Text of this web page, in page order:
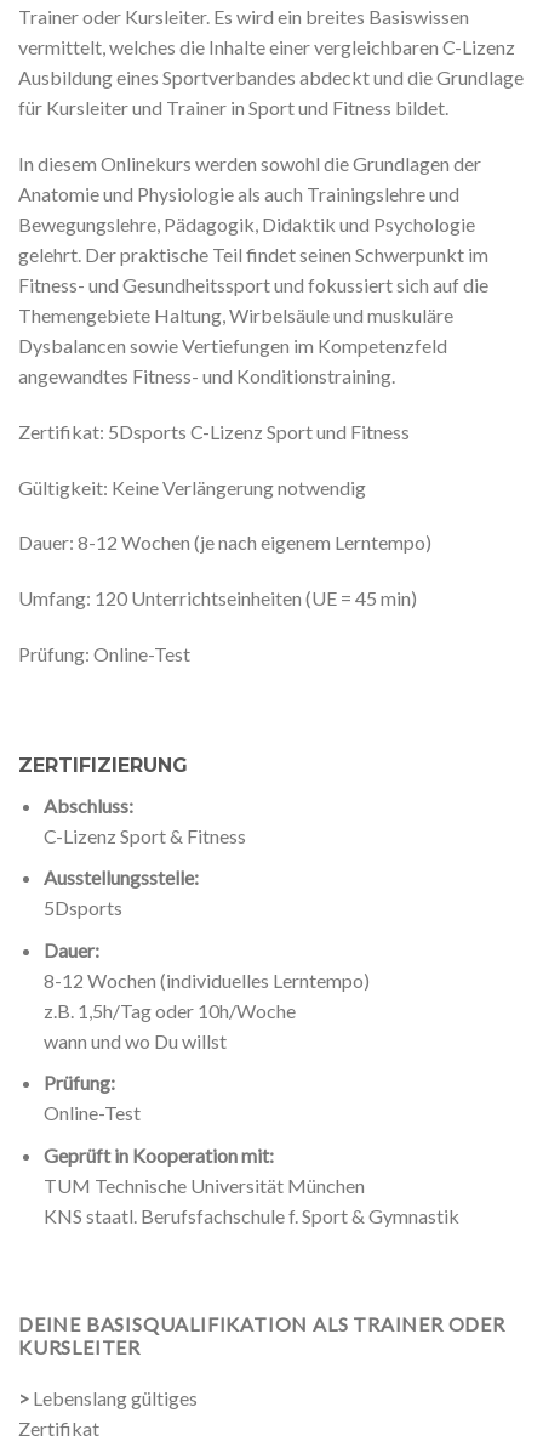
Trainer oder Kursleiter. Es wird ein breites Basiswissen
vermittelt, welches die Inhalte einer vergleichbaren C-Lizenz
Ausbildung eines Sportverbandes abdeckt und die Grundlage
für Kursleiter und Trainer in Sport und Fitness bildet.
In diesem Onlinekurs werden sowohl die Grundlagen der
Anatomie und Physiologie als auch Trainingslehre und
Bewegungslehre, Pädagogik, Didaktik und Psychologie
gelehrt. Der praktische Teil findet seinen Schwerpunkt im
Fitness- und Gesundheitssport und fokussiert sich auf die
Themengebiete Haltung, Wirbelsäule und muskuläre
Dysbalancen sowie Vertiefungen im Kompetenzfeld
angewandtes Fitness- und Konditionstraining.
Zertifikat: 5Dsports C-Lizenz Sport und Fitness
Gültigkeit: Keine Verlängerung notwendig
Dauer: 8-12 Wochen (je nach eigenem Lerntempo)
Umfang: 120 Unterrichtseinheiten (UE = 45 min)
Prüfung: Online-Test
ZERTIFIZIERUNG
Abschluss:
C-Lizenz Sport & Fitness
Ausstellungsstelle:
5Dsports
Dauer:
8-12 Wochen (individuelles Lerntempo)
z.B. 1,5h/Tag oder 10h/Woche
wann und wo Du willst
Prüfung:
Online-Test
Geprüft in Kooperation mit:
TUM Technische Universität München
KNS staatl. Berufsfachschule f. Sport & Gymnastik
DEINE BASISQUALIFIKATION ALS TRAINER ODER
KURSLEITER
> Lebenslang gültiges
Zertifikat